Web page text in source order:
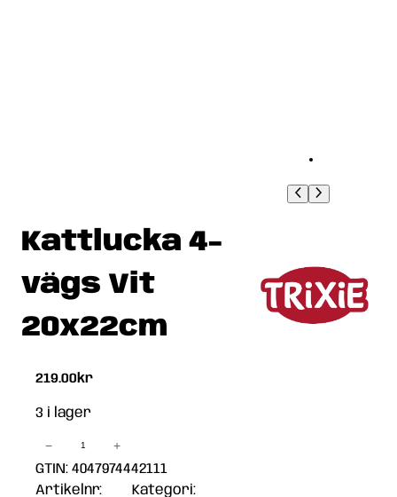
Kattlucka 4-
vägs Vit
20x22cm
219.00kr
3 i lager
Kattlucka
4-
vägs
− +
GTIN: 4047974442111
Artikelnr:
Kategori: